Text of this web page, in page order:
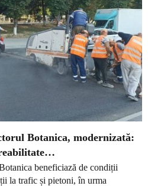
Botanica, modernizată:
beneficiază de condiții
la trafic și pietoni, în urma